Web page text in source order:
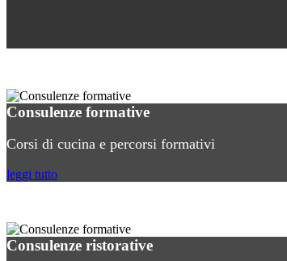
Consulenze formative
Corsi di cucina e percorsi formativi
leggi tutto
Consulenze ristorative